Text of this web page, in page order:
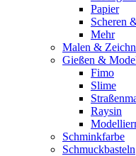
Papier
Scheren
Mehr
Malen &
Gießen &
Fimo
Slime
Raysin
Schminkfarbe
Schmuckbasteln